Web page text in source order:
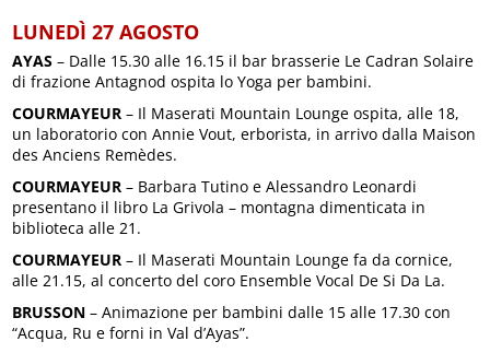
LUNEDÌ 27 AGOSTO
AYAS – Dalle 15.30 alle 16.15 il bar brasserie Le Cadran Solaire
di frazione Antagnod ospita lo Yoga per bambini.
COURMAYEUR – Il Maserati Mountain Lounge ospita, alle 18,
un laboratorio con Annie Vout, erborista, in arrivo dalla Maison
des Anciens Remèdes.
COURMAYEUR – Barbara Tutino e Alessandro Leonardi
presentano il libro La Grivola – montagna dimenticata in
biblioteca alle 21.
COURMAYEUR – Il Maserati Mountain Lounge fa da cornice,
alle 21.15, al concerto del coro Ensemble Vocal De Si Da La.
BRUSSON – Animazione per bambini dalle 15 alle 17.30 con
“Acqua, Ru e forni in Val d’Ayas”.